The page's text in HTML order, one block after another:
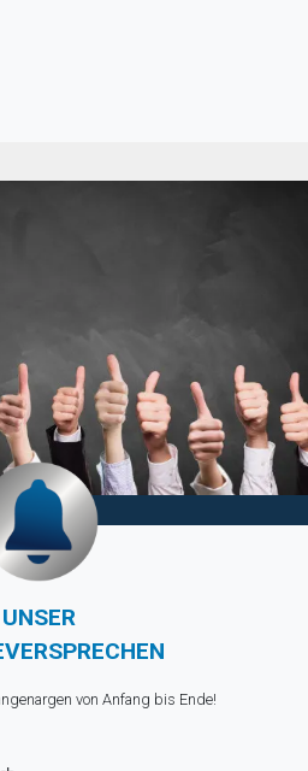
UNSER
von Anfang bis Ende!